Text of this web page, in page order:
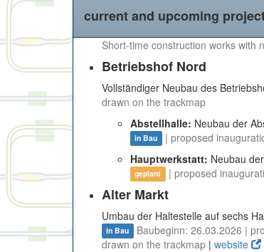
current and upcoming
Short-time construction works with
Betriebshof Nord
Vollständiger Neubau des
drawn on the trackmap
Abstellhalle: Neubau der
in Bau
| proposed
Hauptwerkstatt: Neubau
geplant | proposed
Alter Markt
Umbau der Haltestelle auf sechs
in Bau
Baubeginn: 26.03.2026 |
drawn on the trackmap | website